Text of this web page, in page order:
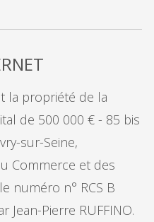
la propriété de la
de 500 000 € - 85 bis
sur-Seine,
Commerce et des
numéro n° RCS B
Jean-Pierre RUFFINO.